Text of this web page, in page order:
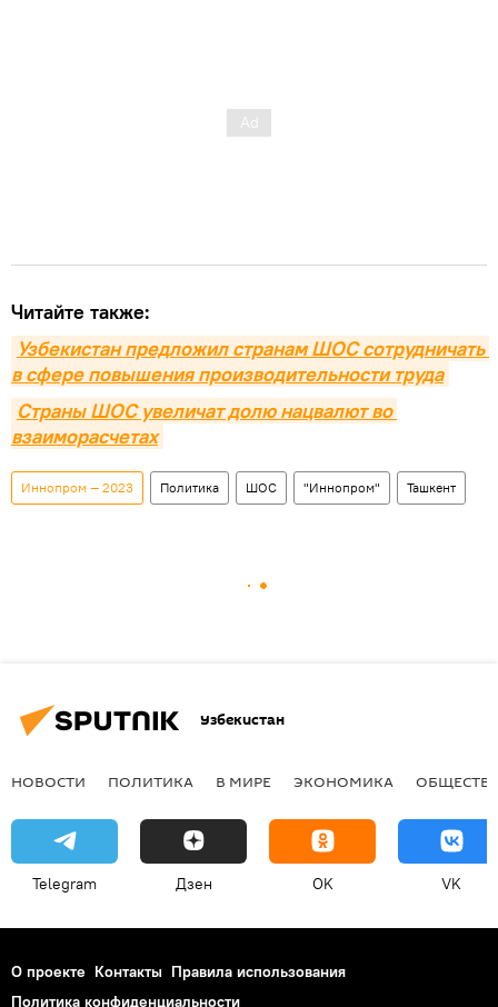
Читайте также:
Узбекистан предложил странам ШОС сотрудничать
в сфере повышения производительности труда
Страны ШОС увеличат долю нацвалют во
взаиморасчетах
Иннопром — 2023 Политика ШОС "Иннопром" Ташкент
Узбекистан
НОВОСТИ ПОЛИТИКА В МИРЕ ЭКОНОМИКА
Telegram Дзен OK VK
О проекте Контакты Правила использования
Политика конфиденциальности